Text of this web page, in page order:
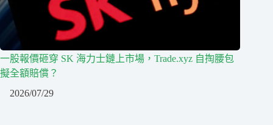
一股報價砸穿 SK 海力士鏈上市場，Trade.xyz 自掏腰包
擬全額賠償？
2026/07/29